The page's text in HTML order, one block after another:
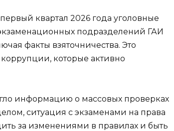
квартал 2026 года уголовные
подразделений ГАИ
факты взяточничества. Это
которые активно
информацию о массовых проверках
ситуация с экзаменами на права
за изменениями в правилах и быть